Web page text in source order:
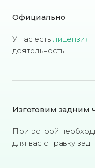
Официально
У нас есть лицензия
деятельность.
Изготовим задним
При острой
для вас справку